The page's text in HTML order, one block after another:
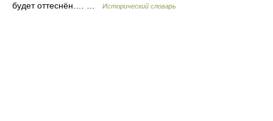
будет оттеснён.… … Исторический словарь